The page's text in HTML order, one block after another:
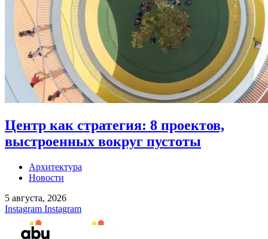
Центр как стратегия: 8 проектов,
выстроенных вокруг пустоты
Архитектура
Новости
5 августа, 2026
Instagram Instagram